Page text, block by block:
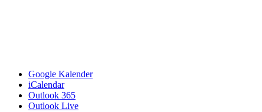
Google Kalender
iCalendar
Outlook 365
Outlook Live